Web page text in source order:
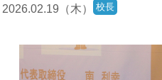
2026.02.19（木） 校長